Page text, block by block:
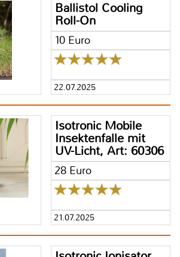
Ballistol Cooling
Roll-On
10 Euro
22.07.2025
Isotronic Mobile
Insektenfalle mit
UV-Licht, Art: 60306
28 Euro
21.07.2025